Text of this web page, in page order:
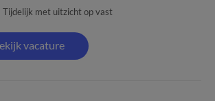
Tijdelijk met uitzicht op vast
vacature